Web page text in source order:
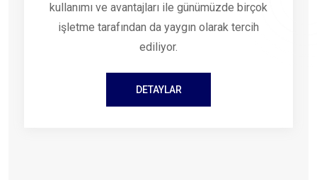
kullanımı ve avantajları ile günümüzde birçok
işletme tarafından da yaygın olarak tercih
ediliyor.
DETAYLAR